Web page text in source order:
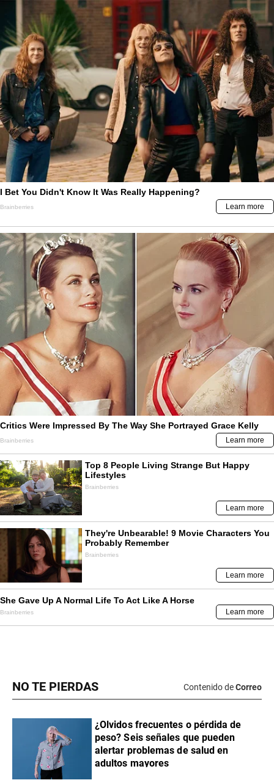
NO TE PIERDAS Contenido deCorreo
¿Olvidos frecuentes o pérdida de
peso? Seis señales que pueden
alertar problemas de salud en
adultos mayores